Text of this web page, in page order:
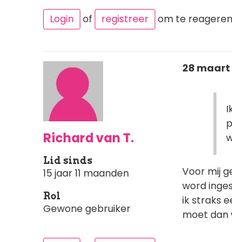
Login of registreer om te reageren
Richard van T.
Lid sinds
15 jaar 11 maanden
Rol
Gewone gebruiker
28 maart
Voor mij
word
ik straks
moet dan